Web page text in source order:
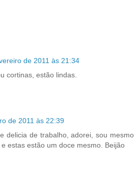
de 2011 às 21:34
cortinas, estão lindas.
de 2011 às 22:39
delicia de trabalho, adorei, sou mesmo
estas estão um doce mesmo. Beijão